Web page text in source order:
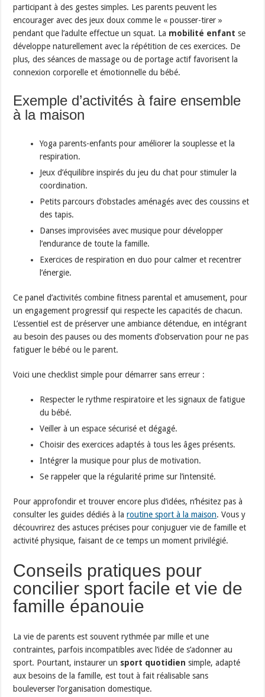
participant à des gestes simples. Les parents peuvent les
encourager avec des jeux doux comme le « pousser-tirer »
pendant que l’adulte effectue un squat. La mobilité enfant se
développe naturellement avec la répétition de ces exercices. De
plus, des séances de massage ou de portage actif favorisent la
connexion corporelle et émotionnelle du bébé.
Exemple d’activités à faire ensemble
à la maison
Yoga parents-enfants pour améliorer la souplesse et la
respiration.
Jeux d’équilibre inspirés du jeu du chat pour stimuler la
coordination.
Petits parcours d’obstacles aménagés avec des coussins et
des tapis.
Danses improvisées avec musique pour développer
l’endurance de toute la famille.
Exercices de respiration en duo pour calmer et recentrer
l’énergie.
Ce panel d’activités combine fitness parental et amusement, pour
un engagement progressif qui respecte les capacités de chacun.
L’essentiel est de préserver une ambiance détendue, en intégrant
au besoin des pauses ou des moments d’observation pour ne pas
fatiguer le bébé ou le parent.
Voici une checklist simple pour démarrer sans erreur :
Respecter le rythme respiratoire et les signaux de fatigue
du bébé.
Veiller à un espace sécurisé et dégagé.
Choisir des exercices adaptés à tous les âges présents.
Intégrer la musique pour plus de motivation.
Se rappeler que la régularité prime sur l’intensité.
Pour approfondir et trouver encore plus d’idées, n’hésitez pas à
consulter les guides dédiés à laroutine sport à la maison. Vous y
découvrirez des astuces précises pour conjuguer vie de famille et
activité physique, faisant de ce temps un moment privilégié.
Conseils pratiques pour
concilier sport facile et vie de
famille épanouie
La vie de parents est souvent rythmée par mille et une
contraintes, parfois incompatibles avec l’idée de s’adonner au
sport. Pourtant, instaurer un sport quotidien simple, adapté
aux besoins de la famille, est tout à fait réalisable sans
bouleverser l’organisation domestique.